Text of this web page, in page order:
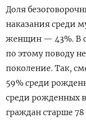
Доля
наказания среди
женщин — 43%. В
по этому поводу
поколение. Так,
59% среди
среди рожденных в
граждан старше